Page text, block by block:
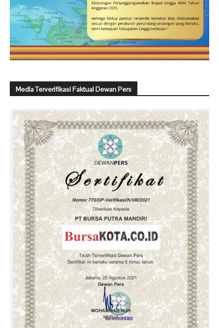
Media Terverifikasi Faktual Dewan Pers